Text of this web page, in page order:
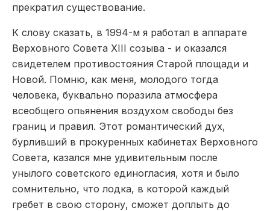
прекратил существование.
К слову сказать, в 1994-­м я работал в аппарате
Верховного Совета XIII созыва -­ и оказался
свидетелем противостоя­ния Старой площади и
Новой. Помню, как меня, молодого тогда
человека, буквально поразила атмосфера
всеобщего опьянения воздухом свободы без
границ и правил. Этот романтический дух,
бурливший в прокуренных кабинетах Верховного
Совета, казался мне удивительным после
унылого советского единогласия, хотя и было
сомнительно, что лодка, в которой каждый
гребет в свою сторону, сможет доплыть до